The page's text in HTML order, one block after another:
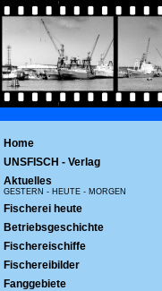
Home
UNSFISCH - Verlag
Aktuelles
GESTERN - HEUTE - MORGEN
Fischerei heute
Betriebsgeschichte
Fischereischiffe
Fischereibilder
Fanggebiete